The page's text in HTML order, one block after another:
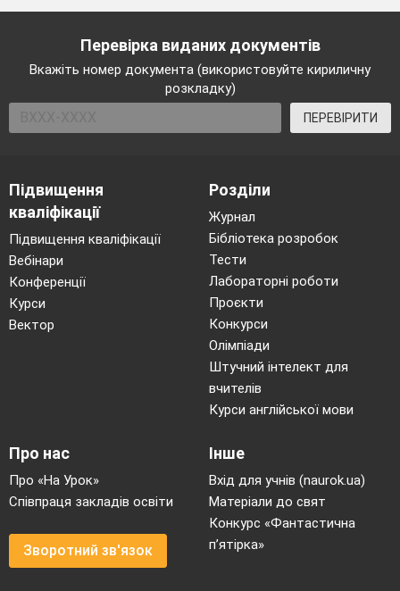
Перевірка виданих документів
Вкажіть номер документа (використовуйте кириличну
розкладку)
ПЕРЕВІРИТИ
Підвищення
кваліфікації
Підвищення кваліфікації
Вебінари
Конференції
Курси
Вектор
Розділи
Журнал
Бібліотека розробок
Тести
Лабораторні роботи
Проєкти
Конкурси
Олімпіади
Штучний інтелект для
вчителів
Курси англійської мови
Про нас
Про «На Урок»
Співпраця закладів освіти
Зворотний зв'язок
Інше
Вхід для учнів (naurok.ua)
Матеріали до свят
Конкурс «Фантастична
п’ятірка»